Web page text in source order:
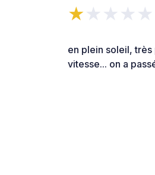
en plein soleil,
vitesse... on a